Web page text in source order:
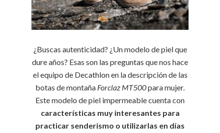
¿Buscas autenticidad? ¿Un modelo de piel que
dure años? Esas son las preguntas que nos hace
el equipo de Decathlon en la descripción de las
botas de montaña Forclaz MT500para mujer.
Este modelo de piel impermeable cuenta con
características muy interesantes para
practicar senderismo o utilizarlas en días